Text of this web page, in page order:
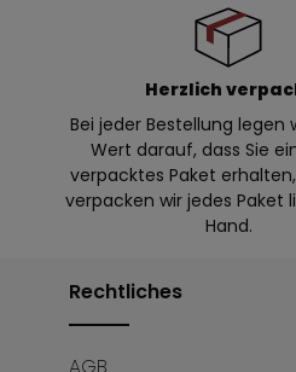
Herzlich
Bei jeder Bestellung legen
Wert darauf, dass Sie
verpacktes Paket
verpacken wir jedes Paket
Hand.
Rechtliches